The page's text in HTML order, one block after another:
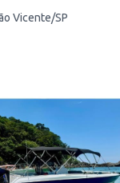
Vicente/SP